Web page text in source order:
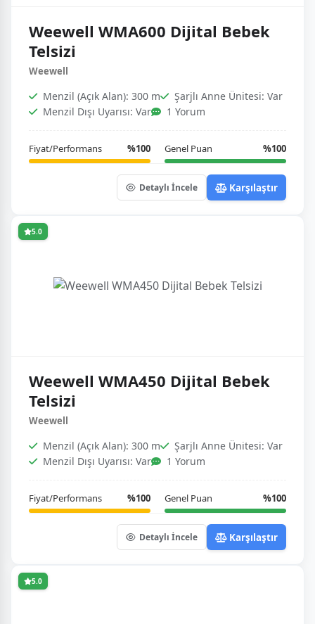
Weewell WMA600 Dijital Bebek
Telsizi
Weewell
Menzil (Açık Alan): 300 m
Şarjlı Anne Ünitesi: Var
Menzil Dışı Uyarısı: Var
1 Yorum
Fiyat/Performans %100 Genel Puan %100
Detaylı İncele Karşılaştır
5.0
Weewell WMA450 Dijital Bebek
Telsizi
Weewell
Menzil (Açık Alan): 300 m
Şarjlı Anne Ünitesi: Var
Menzil Dışı Uyarısı: Var
1 Yorum
Fiyat/Performans %100 Genel Puan %100
Detaylı İncele Karşılaştır
5.0